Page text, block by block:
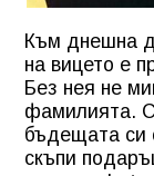
Към днешна
на вицето е
Без нея не
фамилията.
бъдещата си
скъпи